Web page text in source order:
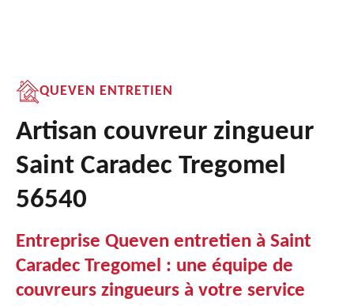
QUEVEN ENTRETIEN
Artisan couvreur zingueur
Saint Caradec Tregomel
56540
Entreprise Queven entretien à Saint
Caradec Tregomel : une équipe de
couvreurs zingueurs à votre service